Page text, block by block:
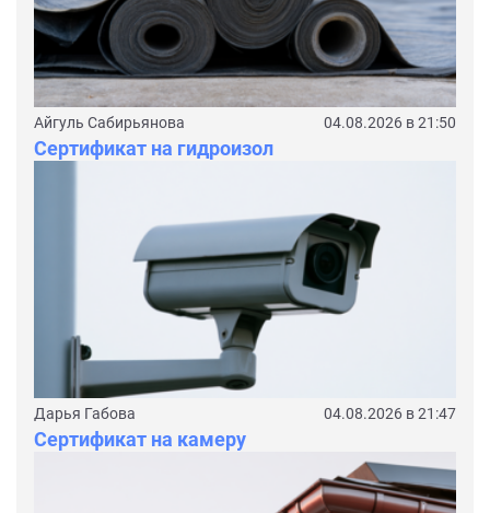
Айгуль Сабирьянова 04.08.2026 в 21:50
Сертификат на гидроизол
Дарья Габова 04.08.2026 в 21:47
Сертификат на камеру